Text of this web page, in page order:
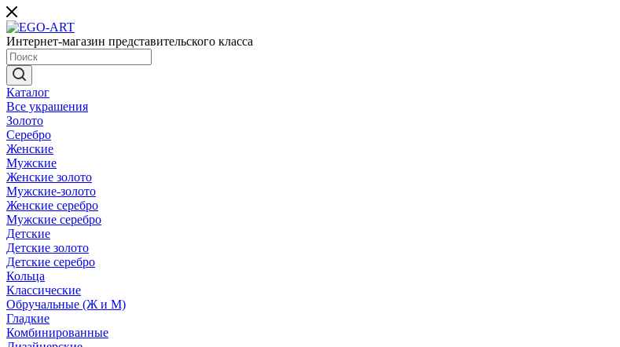
Интернет-магазин представительского класса
Каталог
Все украшения
Золото
Серебро
Женские
Мужские
Женские золото
Мужские-золото
Женские серебро
Мужские серебро
Детские
Детские золото
Детские серебро
Кольца
Классические
Обручальные (Ж и М)
Гладкие
Комбинированные